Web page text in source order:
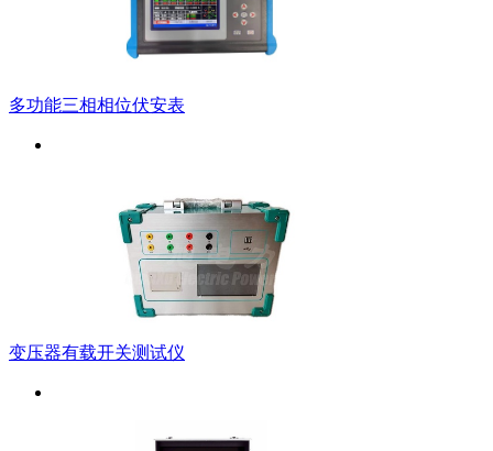
多功能三相相位伏安表
变压器有载开关测试仪